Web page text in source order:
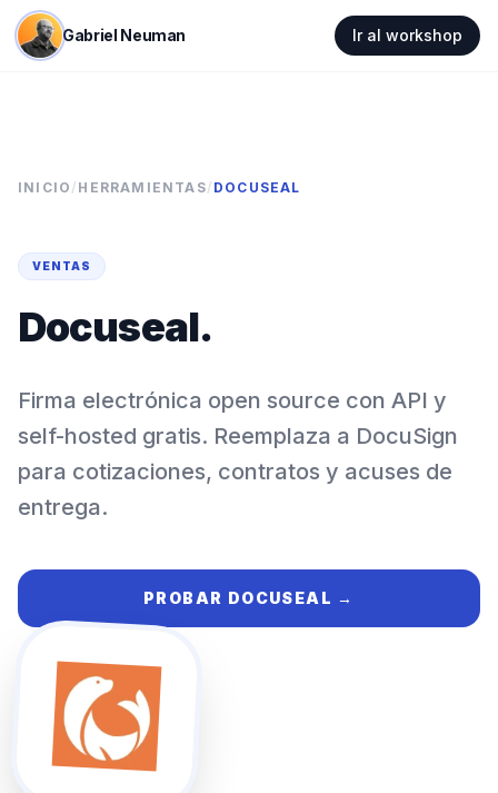
Gabriel Neuman Ir al workshop
INICIO / HERRAMIENTAS/ DOCUSEAL
VENTAS
Docuseal.
Firma electrónica open source con API y
self-hosted gratis. Reemplaza a DocuSign
para cotizaciones, contratos y acuses de
entrega.
PROBAR DOCUSEAL →